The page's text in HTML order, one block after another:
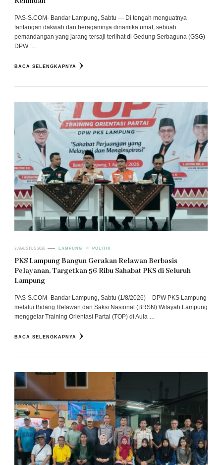
PAS-S.COM- Bandar Lampung, Sabtu — Di tengah menguatnya
tantangan dakwah dan beragamnya dinamika umat, sebuah
pemandangan yang jarang tersaji terlihat di Gedung Serbaguna (GSG)
DPW …
BACA SELENGKAPNYA
3 AGUSTUS 2026 LAMPUNG POLITIK
PKS Lampung Bangun Gerakan Relawan Berbasis
Pelayanan, Targetkan 56 Ribu Sahabat PKS di Seluruh
Lampung
PAS-S.COM- Bandar Lampung, Sabtu (1/8/2026) – DPW PKS Lampung
melalui Bidang Relawan dan Saksi Nasional (BRSN) Wilayah Lampung
menggelar Training Orientasi Partai (TOP) di Aula …
BACA SELENGKAPNYA